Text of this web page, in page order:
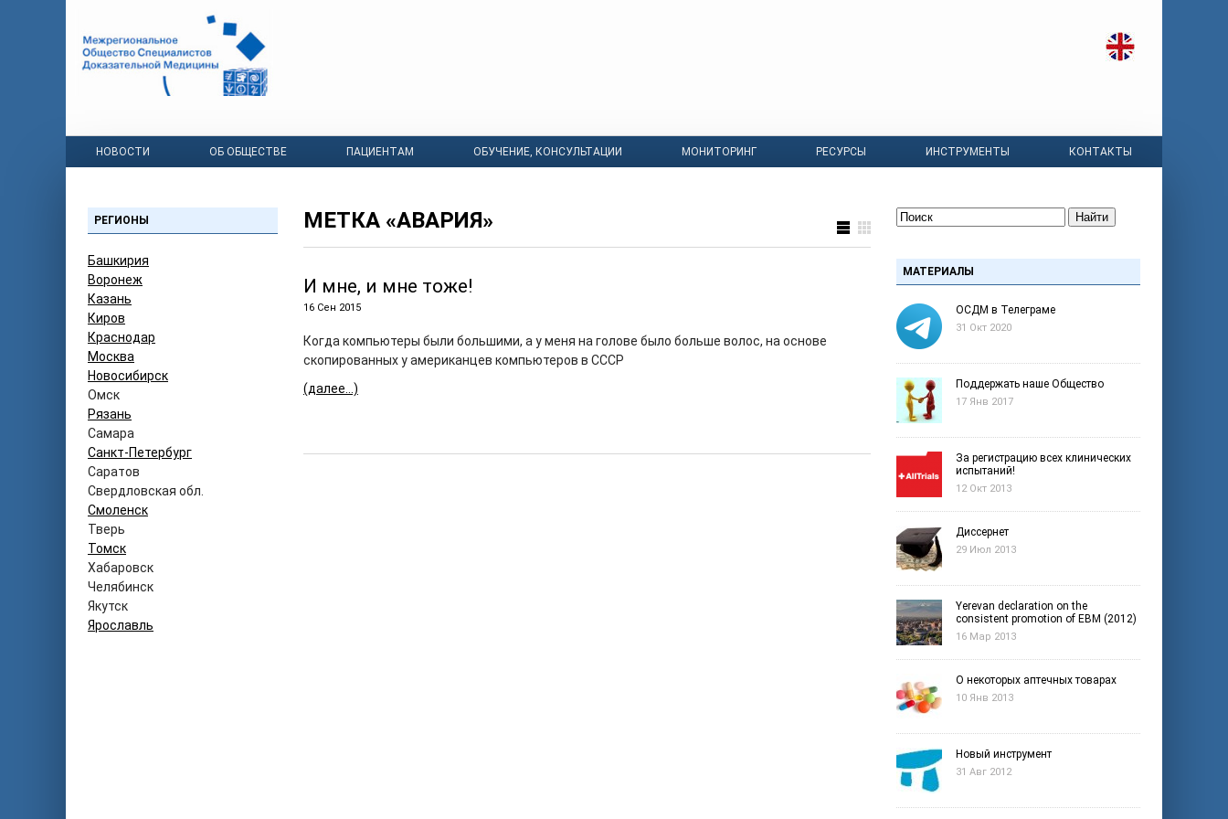
НОВОСТИ ОБ ОБЩЕСТВЕ ПАЦИЕНТАМ ОБУЧЕНИЕ, КОНСУЛЬТАЦИИ МОНИТОРИНГ РЕСУРСЫ ИНСТРУМЕНТЫ КОНТАКТЫ
РЕГИОНЫ
Башкирия
Воронеж
Казань
Киров
Краснодар
Москва
Новосибирск
Омск
Рязань
Самара
Санкт-Петербург
Саратов
Свердловская обл.
Смоленск
Тверь
Томск
Хабаровск
Челябинск
Якутск
Ярославль
МЕТКА «АВАРИЯ»
И мне, и мне тоже!
16 Сен 2015
Когда компьютеры были большими, а у меня на голове было больше волос, на основе
скопированных у американцев компьютеров в СССР
(далее…)
Найти
МАТЕРИАЛЫ
ОСДМ в Телеграме
31 Окт 2020
Поддержать наше Общество
17 Янв 2017
За регистрацию всех клинических
испытаний!
12 Окт 2013
Диссернет
29 Июл 2013
Yerevan declaration on the
consistent promotion of EBM (2012)
16 Мар 2013
О некоторых аптечных товарах
10 Янв 2013
Новый инструмент
31 Авг 2012